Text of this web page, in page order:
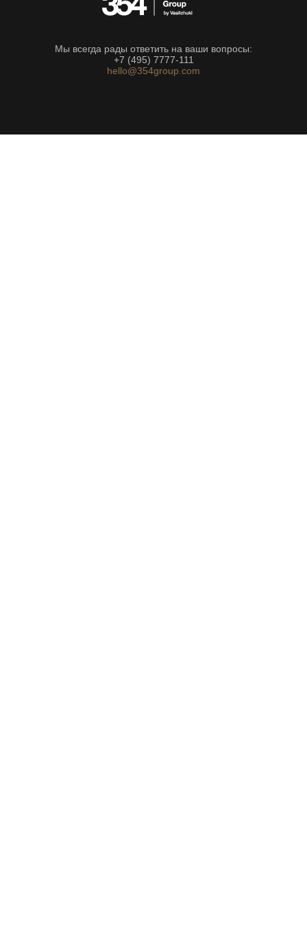
Мы всегда рады ответить на ваши вопросы:
+7 (495) 7777-111
hello@354group.com